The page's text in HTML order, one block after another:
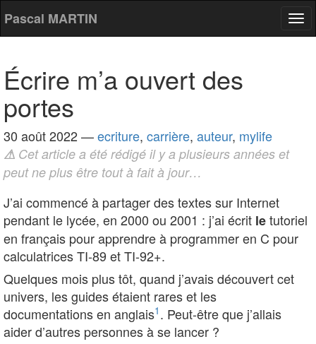
Pascal MARTIN
Écrire m’a ouvert des
portes
30 août 2022—ecriture, carrière, auteur, mylife
⚠ Cet article a été rédigé il y a plusieurs années et
peut ne plus être tout à fait à jour…
J’ai commencé à partager des textes sur Internet
pendant le lycée, en 2000 ou 2001 : j’ai écrit letutoriel
en français pour apprendre à programmer en C pour
calculatrices TI-89 et TI-92+.
Quelques mois plus tôt, quand j’avais découvert cet
univers, les guides étaient rares et les
documentations en anglais1 . Peut-être que j’allais
aider d’autres personnes à se lancer ?